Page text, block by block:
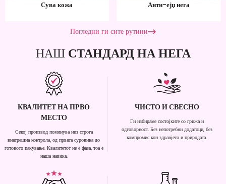
Сува кожа Анти-ејџ нега
Погледни ги сите рутини
НАШ СТАНДАРД НА НЕГА
КВАЛИТЕТ НА ПРВО
МЕСТО
Секој производ поминува низ строга
внатрешна контрола, од првата суровина до
готовото пакување. Квалитетот не е фаза, тоа е
наша навика.
ЧИСТО И СВЕСНО
Ги избираме состојките со грижа и
одговорност. Без непотребни додатоци, без
компромис кон здравјето и природата.